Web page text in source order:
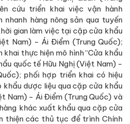
cứu triển khai việc vận hành
nhanh hàng nông sản qua tuyến
gian làm việc tại cặp cửa khẩu
Nam) - Ái Điểm (Trung Quốc);
thực hiện mô hình “Cửa khẩu
quốc tế Hữu Nghị (Việt Nam) -
phối hợp triển khai có hiệu
dược liệu qua cặp cửa khẩu
Nam) - Ái Điểm (Trung Quốc) và
khác xuất khẩu qua cặp cửa
thiện các thủ tục để trình Chính